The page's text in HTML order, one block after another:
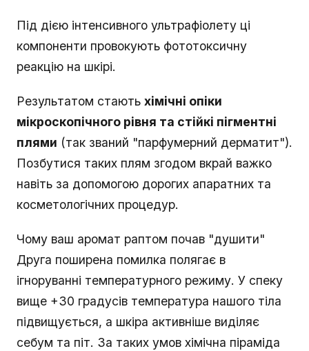
Під дією інтенсивного ультрафіолету ці
компоненти провокують фототоксичну
реакцію на шкірі.
Результатом стають хімічні опіки
мікроскопічного рівня та стійкі пігментні
плями (так званий "парфумерний дерматит").
Позбутися таких плям згодом вкрай важко
навіть за допомогою дорогих апаратних та
косметологічних процедур.
Чому ваш аромат раптом почав "душити"
Друга поширена помилка полягає в
ігноруванні температурного режиму. У спеку
вище +30 градусів температура нашого тіла
підвищується, а шкіра активніше виділяє
себум та піт. За таких умов хімічна піраміда